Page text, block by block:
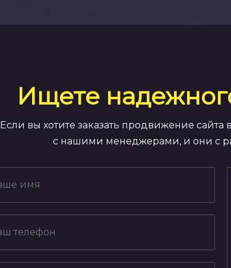
Ищете
Если вы хотите заказать продвижение
с нашими менеджерами, и они с